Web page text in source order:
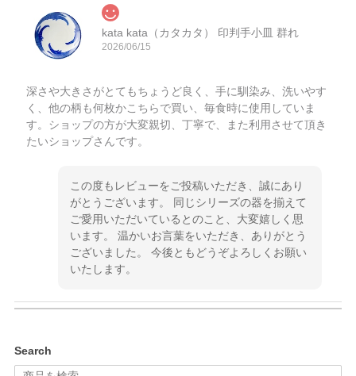
kata kata（カタカタ） 印判手小皿 群れ
2026/06/15
深さや大きさがとてもちょうど良く、手に馴染み、洗いやす
く、他の柄も何枚かこちらで買い、毎食時に使用していま
す。ショップの方が大変親切、丁寧で、また利用させて頂き
たいショップさんです。
この度もレビューをご投稿いただき、誠にあり
がとうございます。 同じシリーズの器を揃えて
ご愛用いただいているとのこと、大変嬉しく思
います。 温かいお言葉をいただき、ありがとう
ございました。 今後ともどうぞよろしくお願い
いたします。
Search